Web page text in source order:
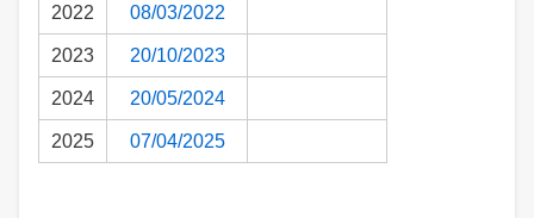
2022 08/03/2022
2023 20/10/2023
2024 20/05/2024
2025 07/04/2025